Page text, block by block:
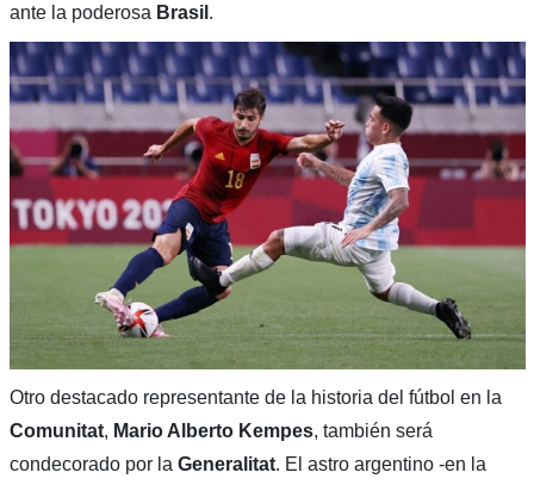
ante la poderosa Brasil .
Otro destacado representante de la historia del fútbol en la
Comunitat, Mario Alberto Kempes, también será
condecorado por la Generalitat. El astro argentino -en la